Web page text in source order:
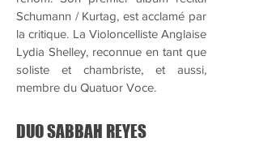
Schumann / Kurtag, est acclamé par
la critique. La Violoncelliste Anglaise
Lydia Shelley, reconnue en tant que
soliste et chambriste, et aussi,
membre du Quatuor Voce.
DUO SABBAH REYES